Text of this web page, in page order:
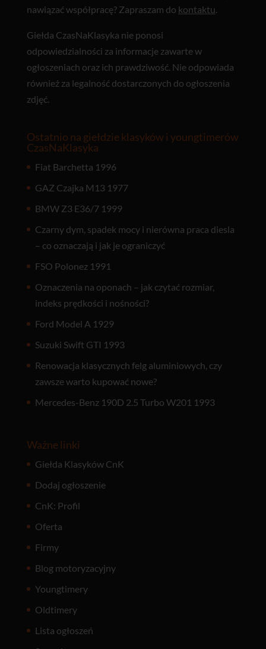
nawiązać współpracę? Zapraszam do kontaktu.
Giełda CzasNaKlasyka nie ponosi
odpowiedzialności za informacje zawarte w
ogłoszeniach oraz ich prawdziwość. Nie odpowiada
również za legalność dostarczonych do ogłoszenia
zdjęć.
Ostatnio na giełdzie klasyków i youngtimerów
CzasNaKlasyka
Fiat Barchetta 1996
GAZ Czajka M13 1977
BMW Z3 E36/7 1999
Czarny dym, spadek mocy i nierówna praca diesla
– co oznaczają i jak je ograniczyć
FSO Polonez 1991
Oznaczenia na oponach – jak czytać rozmiar,
indeks prędkości i nośności?
Ford Model A 1929
Suzuki Swift GTI 1993
Renowacja klasycznych felg aluminiowych, czy
zawsze warto kupować nowe?
Mercedes-Benz 190D 2.5 Turbo W201 1993
Ważne linki
Giełda Klasyków CnK
Dodaj ogłoszenie
CnK: Profil
Oferta
Firmy
Blog motoryzacyjny
Youngtimery
Oldtimery
Lista ogłoszeń